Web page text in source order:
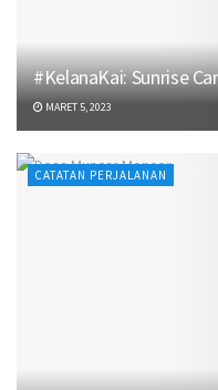
#KelanaKai: Sunrise
MARET 5, 2023
CATATAN PERJALANAN